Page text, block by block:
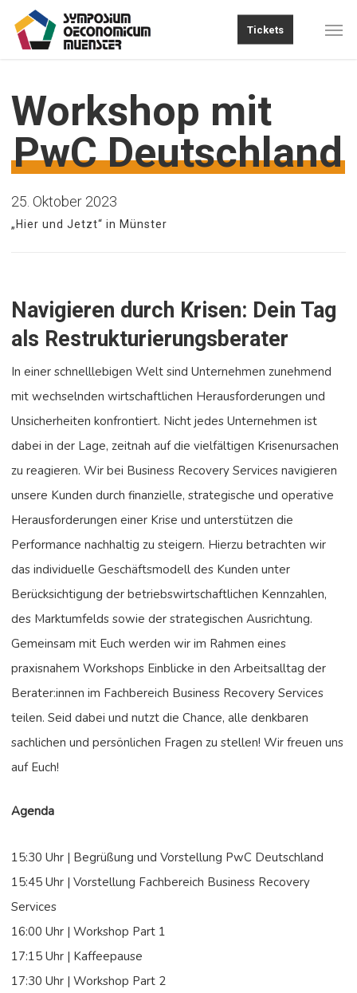
Tickets
Workshop mit
PwC Deutschland
25. Oktober 2023
„Hier und Jetzt“ in Münster
Navigieren durch Krisen: Dein Tag
als Restrukturierungsberater
In einer schnelllebigen Welt sind Unternehmen zunehmend
mit wechselnden wirtschaftlichen Herausforderungen und
Unsicherheiten konfrontiert. Nicht jedes Unternehmen ist
dabei in der Lage, zeitnah auf die vielfältigen Krisenursachen
zu reagieren. Wir bei Business Recovery Services navigieren
unsere Kunden durch finanzielle, strategische und operative
Herausforderungen einer Krise und unterstützen die
Performance nachhaltig zu steigern. Hierzu betrachten wir
das individuelle Geschäftsmodell des Kunden unter
Berücksichtigung der betriebswirtschaftlichen Kennzahlen,
des Marktumfelds sowie der strategischen Ausrichtung.
Gemeinsam mit Euch werden wir im Rahmen eines
praxisnahem Workshops Einblicke in den Arbeitsalltag der
Berater:innen im Fachbereich Business Recovery Services
teilen. Seid dabei und nutzt die Chance, alle denkbaren
sachlichen und persönlichen Fragen zu stellen! Wir freuen uns
auf Euch!
Agenda
15:30 Uhr | Begrüßung und Vorstellung PwC Deutschland
15:45 Uhr | Vorstellung Fachbereich Business Recovery
Services
16:00 Uhr | Workshop Part 1
17:15 Uhr | Kaffeepause
17:30 Uhr | Workshop Part 2